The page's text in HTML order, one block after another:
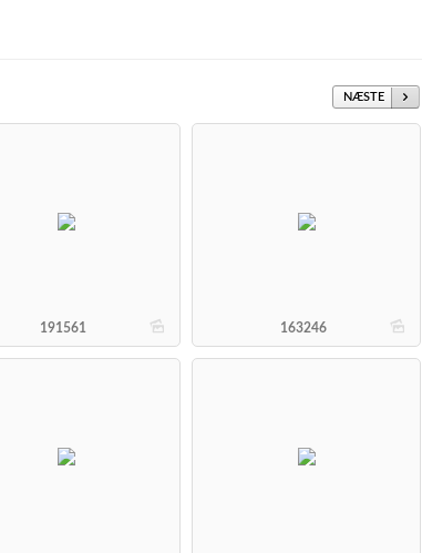
NÆSTE
b
191561 b
163246